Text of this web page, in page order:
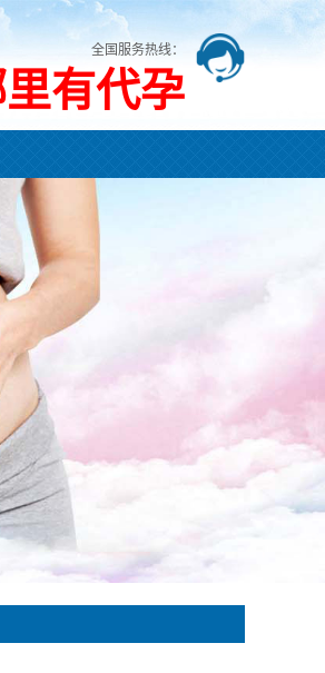
全国服务热线：
有代孕